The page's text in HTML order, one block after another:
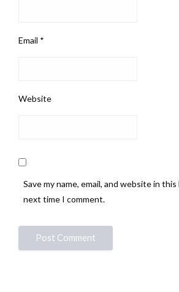
Email *
Website
Save my name, email, and website in
next time I comment.